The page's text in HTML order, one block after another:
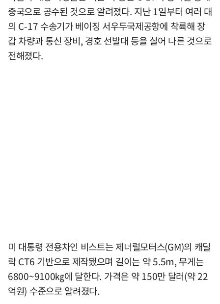
중국으로 공수된 것으로 알려졌다. 지난 1일부터 여러 대
의 C-17 수송기가 베이징 서우두국제공항에 착륙해 장
갑 차량과 통신 장비, 경호 선발대 등을 실어 나른 것으로
전해졌다.
미 대통령 전용차인 비스트는 제너럴모터스(GM)의 캐딜
락 CT6 기반으로 제작됐으며 길이는 약 5.5m, 무게는
6800~9100㎏에 달한다. 가격은 약 150만 달러(약 22
억원) 수준으로 알려졌다.